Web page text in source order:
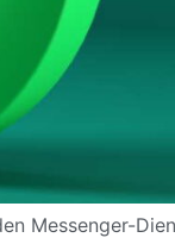
Messenger-